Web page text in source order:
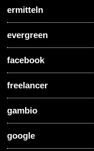
ermitteln
evergreen
facebook
freelancer
gambio
google